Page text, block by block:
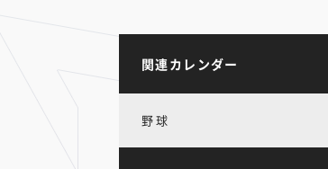
関連カレンダー
野球